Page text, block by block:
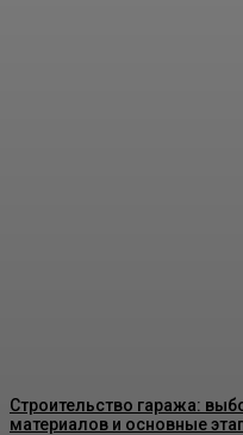
Строительство гаража:
материалов и основные